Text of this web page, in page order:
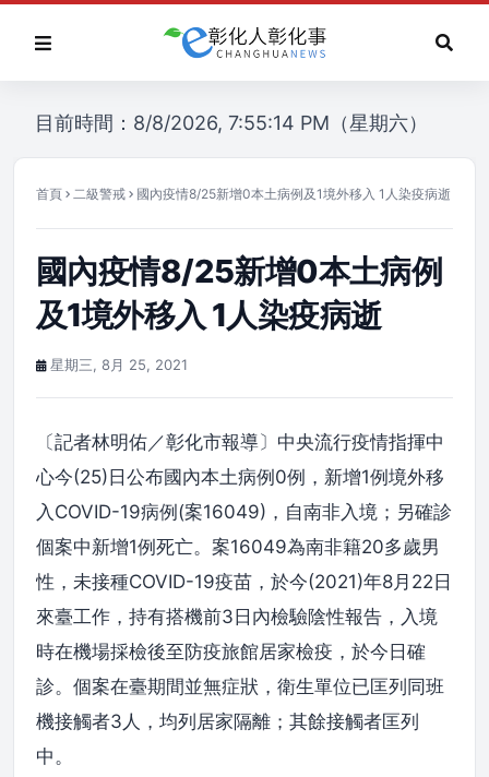
目前時間：8/8/2026, 7:55:14 PM（星期六）
首頁 二級警戒 國內疫情8/25新增0本土病例及1境外移入 1人染疫病逝
國內疫情8/25新增0本土病例
及1境外移入 1人染疫病逝
星期三, 8月 25, 2021
〔記者林明佑／彰化市報導〕中央流行疫情指揮中
心今(25)日公布國內本土病例0例，新增1例境外移
入COVID-19病例(案16049)，自南非入境；另確診
個案中新增1例死亡。案16049為南非籍20多歲男
性，未接種COVID-19疫苗，於今(2021)年8月22日
來臺工作，持有搭機前3日內檢驗陰性報告，入境
時在機場採檢後至防疫旅館居家檢疫，於今日確
診。個案在臺期間並無症狀，衛生單位已匡列同班
機接觸者3人，均列居家隔離；其餘接觸者匡列
中。